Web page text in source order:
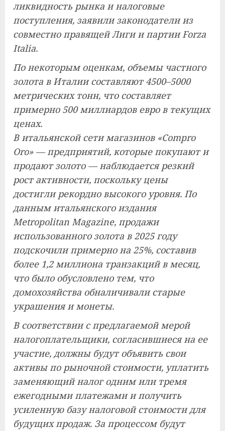
ликвидность рынка и налоговые
поступления, заявили законодатели из
совместно правящей Лиги и партии Forza
Italia.
По некоторым оценкам, объемы частного
золота в Италии составляют 4500–5000
метрических тонн, что составляет
примерно 500 миллиардов евро в текущих
ценах.
В итальянской сети магазинов «Compro
Oro» — предприятий, которые покупают и
продают золото — наблюдается резкий
рост активности, поскольку цены
достигли рекордно высокого уровня. По
данным итальянского издания
Metropolitan Magazine, продажи
использованного золота в 2025 году
подскочили примерно на 25%, составив
более 1,2 миллиона транзакций в месяц,
что было обусловлено тем, что
домохозяйства обналичивали старые
украшения и монеты.
В соответствии с предлагаемой мерой
налогоплательщики, согласившиеся на ее
участие, должны будут объявить свои
активы по рыночной стоимости, уплатить
заменяющий налог одним или тремя
ежегодными платежами и получить
усиленную базу налоговой стоимости для
будущих продаж. За процессом будут